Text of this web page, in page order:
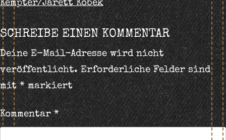
NAVIGATION
Kempter/Jarett Kobek
SCHREIBE EINEN KOMMENTAR
Deine E-Mail-Adresse wird nicht
veröffentlicht. Erforderliche Felder sind
mit*markiert
Kommentar*